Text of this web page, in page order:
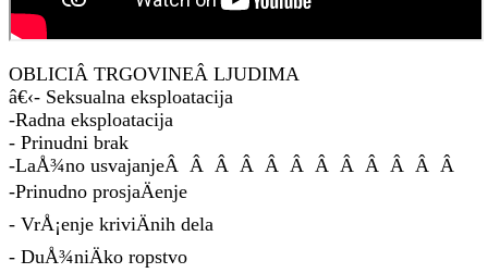
OBLICIÂ TRGOVINEÂ LJUDIMA
â€‹- Seksualna eksploatacija
-Radna eksploatacija
- Prinudni brak
-LaÅ¾no usvajanjeÂ Â Â Â Â Â Â Â Â Â Â Â
-Prinudno prosjaÄenje
- VrÅ¡enje kriviÄnih dela
- DuÅ¾niÄko ropstvo